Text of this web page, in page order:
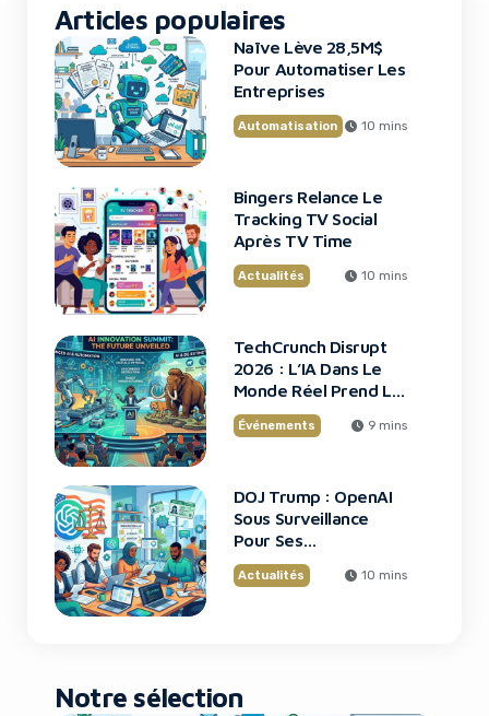
Articles populaires
Naïve Lève 28,5M$
Pour Automatiser Les
Entreprises
Automatisation 10 mins
Bingers Relance Le
Tracking TV Social
Après TV Time
Actualités 10 mins
TechCrunch Disrupt
2026 : L’IA Dans Le
Monde Réel Prend La
Scène
Événements 9 mins
DOJ Trump : OpenAI
Sous Surveillance
Pour Ses
Recrutements
Actualités 10 mins
Notre sélection